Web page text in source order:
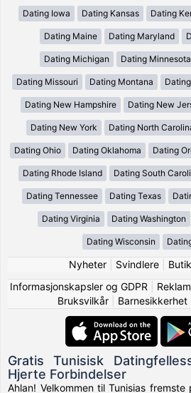
Dating Iowa Dating Kansas Dating
Dating Maine Dating Maryland
Dating Michigan Dating Minnesota
Dating Missouri Dating Montana
Dating New Hampshire Dating New
Dating New York Dating North
Dating Ohio Dating Oklahoma Dating
Dating Rhode Island Dating South
Dating Tennessee Dating Texas
Dating Virginia Dating Washington
Dating Wisconsin
Nyheter| Svindlere|
Informasjonskapsler og GDPR
Bruksvilkår
Barnesikkerhet
Gratis Tunisisk
Hjerte Forbindelser
Ahlan! Velkommen til Tunisias